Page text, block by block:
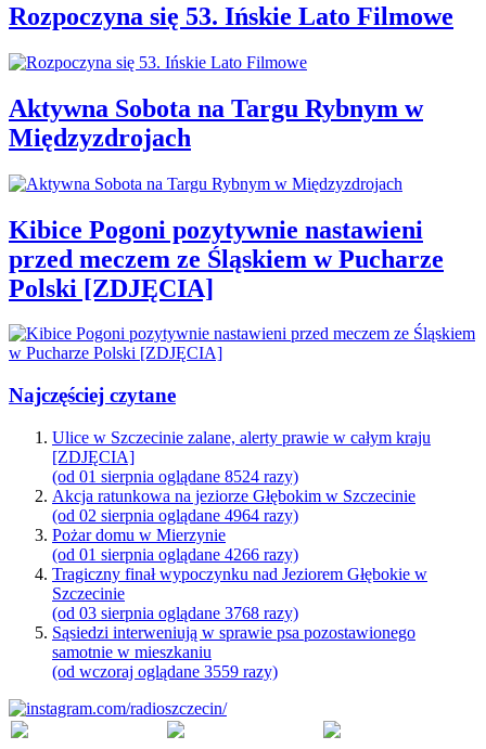
Rozpoczyna się 53. Ińskie Lato Filmowe
Aktywna Sobota na Targu Rybnym w
Międzyzdrojach
Kibice Pogoni pozytywnie nastawieni
przed meczem ze Śląskiem w Pucharze
Polski [ZDJĘCIA]
Najczęściej czytane
Ulice w Szczecinie zalane, alerty prawie w całym kraju
[ZDJĘCIA]
(od 01 sierpnia oglądane 8524 razy)
Akcja ratunkowa na jeziorze Głębokim w Szczecinie
(od 02 sierpnia oglądane 4964 razy)
Pożar domu w Mierzynie
(od 01 sierpnia oglądane 4266 razy)
Tragiczny finał wypoczynku nad Jeziorem Głębokie w
Szczecinie
(od 03 sierpnia oglądane 3768 razy)
Sąsiedzi interweniują w sprawie psa pozostawionego
samotnie w mieszkaniu
(od wczoraj oglądane 3559 razy)